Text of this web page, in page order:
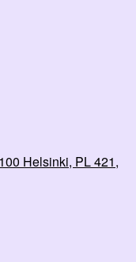
Helsinki, PL 421,